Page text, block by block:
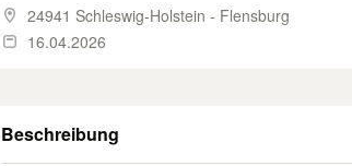
24941 Schleswig-Holstein - Flensburg
16.04.2026
Beschreibung